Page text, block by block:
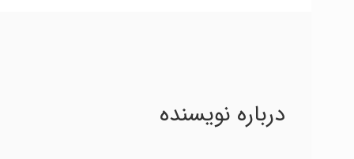
درباره نویسنده